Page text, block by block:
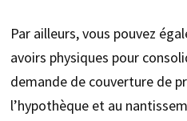
Par ailleurs, vous pouvez
avoirs physiques pour
demande de couverture de
l’hypothèque et au